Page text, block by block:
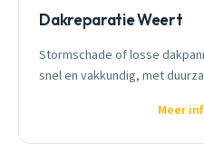
Dakreparatie Weert
Stormschade of losse
snel en vakkundig, met
Meer